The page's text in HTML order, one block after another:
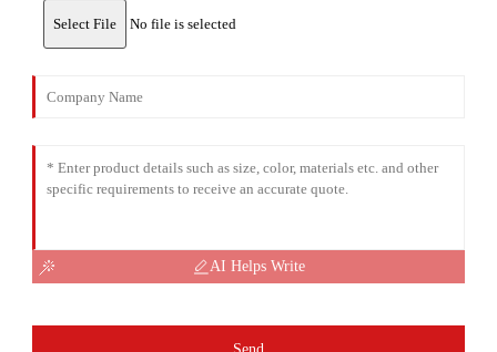
Select File No file is selected
AI Helps Write